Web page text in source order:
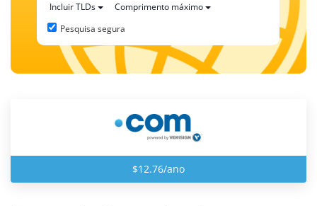
Incluir TLDs
Comprimento máximo
Pesquisa segura
$12.76/ano